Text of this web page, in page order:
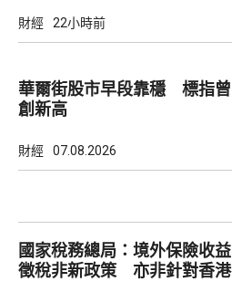
財經 22小時前
華爾街股市早段靠穩 標指曾
創新高
財經 07.08.2026
國家稅務總局：境外保險收益
徵稅非新政策 亦非針對香港